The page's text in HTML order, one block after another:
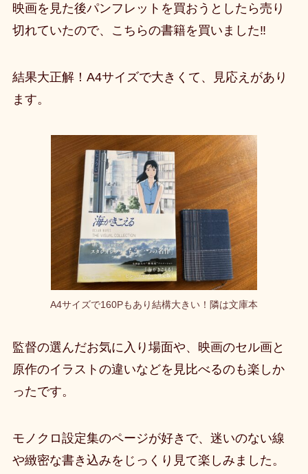
映画を見た後パンフレットを買おうとしたら売り
切れていたので、こちらの書籍を買いました‼️
結果大正解！A4サイズで大きくて、見応えがあり
ます。
A4サイズで160Pもあり結構大きい！隣は文庫本
監督の選んだお気に入り場面や、映画のセル画と
原作のイラストの違いなどを見比べるのも楽しか
ったです。
モノクロ設定集のページが好きで、迷いのない線
や緻密な書き込みをじっくり見て楽しみました。